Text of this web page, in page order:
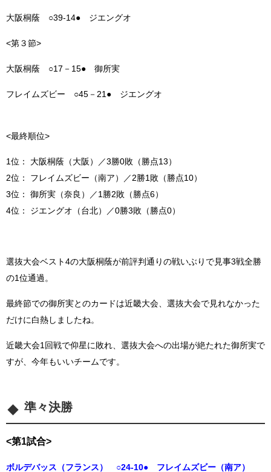
大阪桐蔭 ○39-14● ジエングオ
<第３節>
大阪桐蔭 ○17－15● 御所実
フレイムズビー ○45－21● ジエングオ
<最終順位>
1位： 大阪桐蔭（大阪）／3勝0敗（勝点13）
2位： フレイムズビー（南ア）／2勝1敗（勝点10）
3位： 御所実（奈良）／1勝2敗（勝点6）
4位： ジエングオ（台北）／0勝3敗（勝点0）
選抜大会ベスト4の大阪桐蔭が前評判通りの戦いぶりで見事3戦全勝
の1位通過。
最終節での御所実とのカードは近畿大会、選抜大会で見れなかった
だけに白熱しましたね。
近畿大会1回戦で仰星に敗れ、選抜大会への出場が絶たれた御所実で
すが、今年もいいチームです。
準々決勝
<第1試合>
ボルデバッス（フランス） ○24-10● フレイムズビー（南ア）